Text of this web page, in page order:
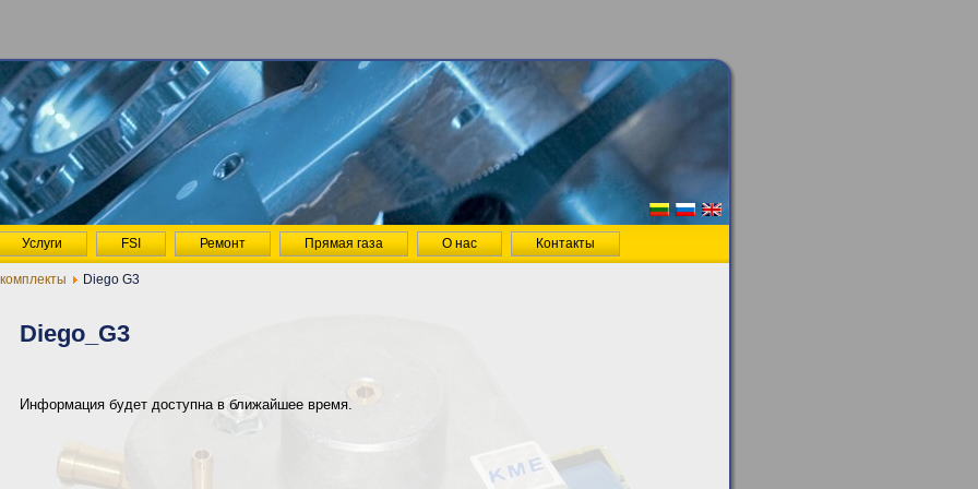
Услуги FSI Ремонт Прямая газа О нас Контакты
Diego G3
Diego_G3
Информация будет доступна в ближайшее время.